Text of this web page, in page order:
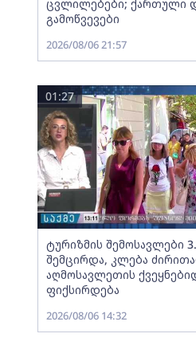
ცვლილებები; ქართული
გამოწვევები
2026/08/06 21:57
ტურიზმის შემოსავლები
შემცირდა, კლება
აღმოსავლეთის
ფიქსირდება
01:27
2026/08/06 14:32